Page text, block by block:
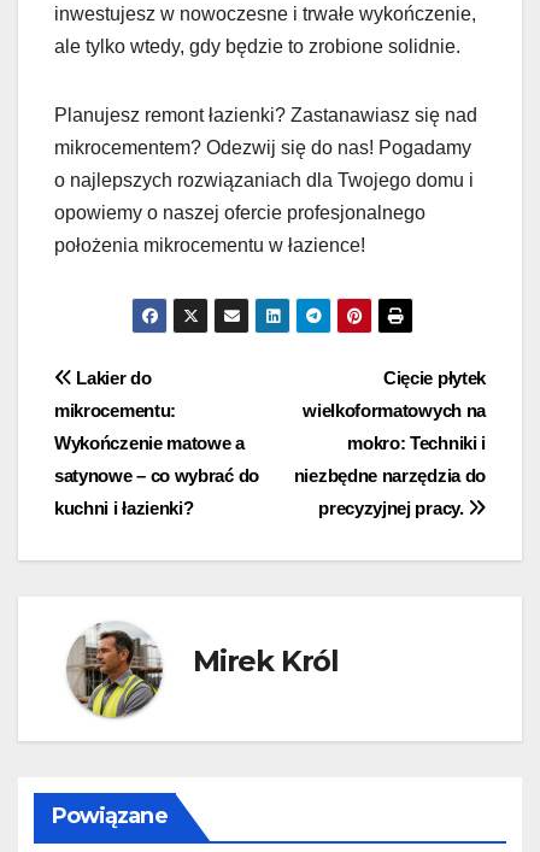
inwestujesz w nowoczesne i trwałe wykończenie,
ale tylko wtedy, gdy będzie to zrobione solidnie.
Planujesz remont łazienki? Zastanawiasz się nad
mikrocementem? Odezwij się do nas! Pogadamy
o najlepszych rozwiązaniach dla Twojego domu i
opowiemy o naszej ofercie profesjonalnego
położenia mikrocementu w łazience!
Nawigacja
wpisu
Cięcie płytek
wielkoformatowych na
mokro: Techniki i
niezbędne narzędzia do
precyzyjnej pracy.
Lakier do
mikrocementu:
Wykończenie matowe a
satynowe – co wybrać do
kuchni i łazienki?
Mirek Król
Powiązane